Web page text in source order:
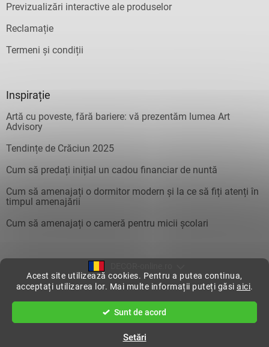
Acest site utilizează cookies. Pentru a putea continua,
acceptați utilizarea lor. Mai multe informații puteți găsi aici.
Sunt de acord
Setări
Previzualizări interactive ale produselor
Reclamație
Termeni și condiții
Inspirație
Artă cu poveste, fără bariere: vă prezentăm lumea Art
Advisory
Tendințe de Crăciun 2025
Cum să predați inițial un cadou financiar de nuntă
Cum să amenajați o dormitor modern și la ce să fiți atenți în
timpul amenajării
Cum să amenajați o cameră pentru micii școlari